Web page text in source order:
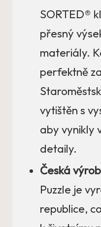
SORTED®
přesný
materiály.
perfektně
vytištěn s
aby vynikly
detaily.
Česká
Puzzle je
republice,